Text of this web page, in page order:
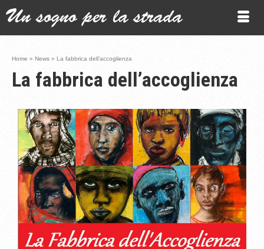
Home » News » La fabbrica dell’accoglienza
La fabbrica dell’accoglienza